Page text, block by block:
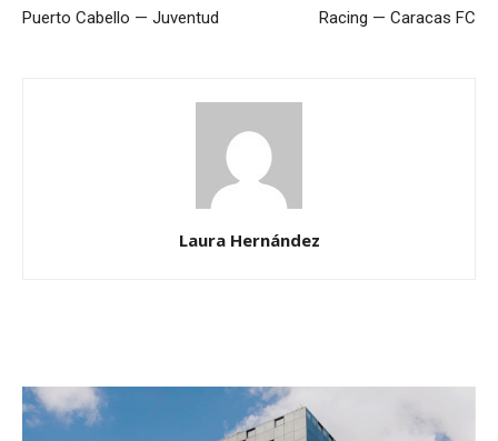
Puerto Cabello — Juventud Racing — Caracas FC
Laura Hernández